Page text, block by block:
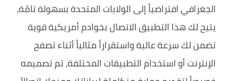
الجغرافي افتراضياً إلى الولايات المتحدة بسهولة تامّة،
يتيح لك هذا التطبيق الاتصال بخوادم أمريكية قوية
تضمن لك سرعة عالية واستقراراً مثالياً أثناء تصفح
الإنترنت أو استخدام التطبيقات المختلفة، تم تصميمه